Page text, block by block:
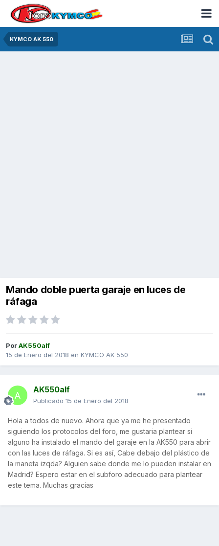
KYMCO AK 550
Mando doble puerta garaje en luces de
ráfaga
PorAK550alf
15 de Enero del 2018 en KYMCO AK 550
AK550alf
Publicado 15 de Enero del 2018
Hola a todos de nuevo. Ahora que ya me he presentado
siguiendo los protocolos del foro, me gustaria plantear si
alguno ha instalado el mando del garaje en la AK550 para abrir
con las luces de ráfaga. Si es así, Cabe debajo del plástico de
la maneta izqda? Alguien sabe donde me lo pueden instalar en
Madrid? Espero estar en el subforo adecuado para plantear
este tema. Muchas gracias